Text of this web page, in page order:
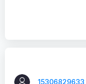
15306829633